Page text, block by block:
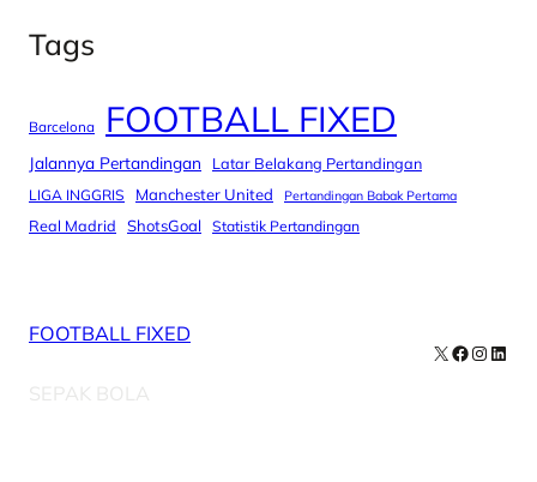
Tags
Barcelona FOOTBALL FIXED
Jalannya Pertandingan Latar Belakang Pertandingan
LIGA INGGRIS Manchester United Pertandingan Babak Pertama
Real Madrid ShotsGoal Statistik Pertandingan
FOOTBALL FIXED
SEPAK BOLA
X Facebook